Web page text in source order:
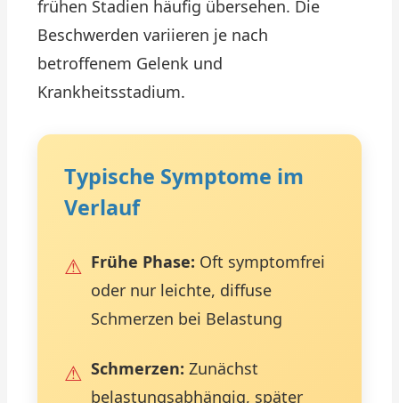
frühen Stadien häufig übersehen. Die
Beschwerden variieren je nach
betroffenem Gelenk und
Krankheitsstadium.
Typische Symptome im
Verlauf
Frühe Phase: Oft symptomfrei
oder nur leichte, diffuse
Schmerzen bei Belastung
Schmerzen: Zunächst
belastungsabhängig, später